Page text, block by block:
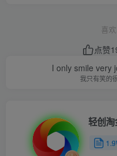
喜
点赞
I only smile very
我只有笑的
轻创淘